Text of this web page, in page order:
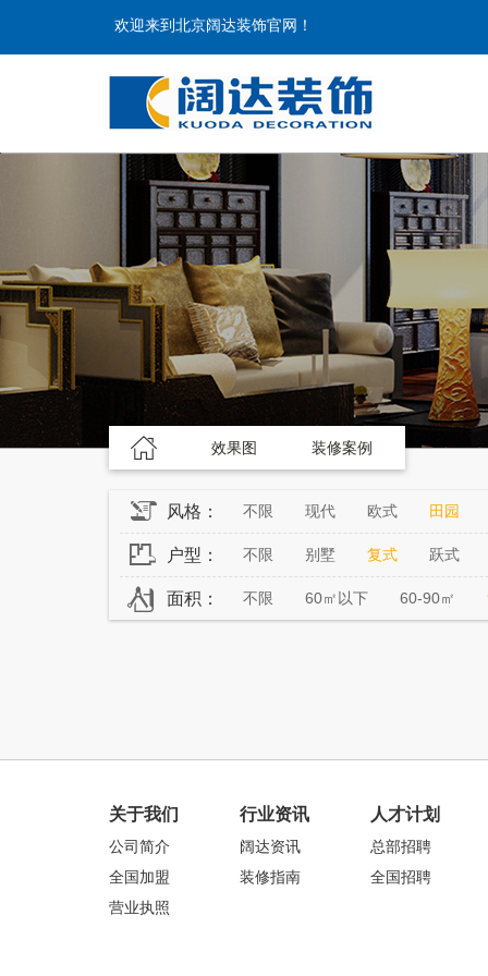
欢迎来到北京阔达装饰官网！
效果图 装修案例
风格： 不限 现代 欧式 田园
户型： 不限 别墅 复式 跃式
面积： 不限 60㎡以下 60-90㎡
关于我们
公司简介
全国加盟
营业执照
行业资讯
阔达资讯
装修指南
人才计划
总部招聘
全国招聘